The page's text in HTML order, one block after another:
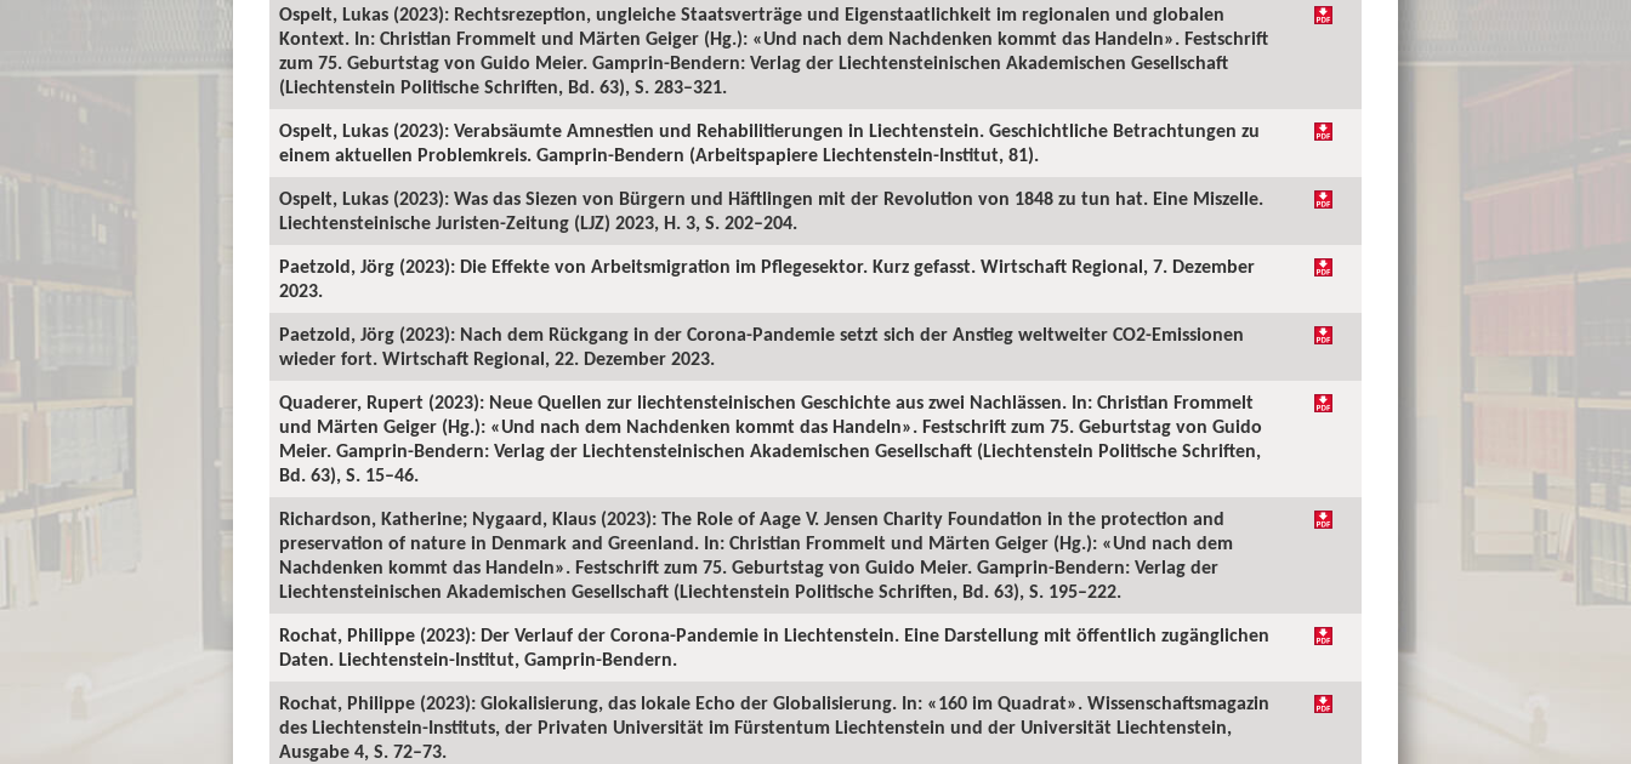
Ospelt, Lukas (2023): Rechtsrezeption, ungleiche Staatsverträge und Eigenstaatlichkeit im regionalen und globalen
Kontext. In: Christian Frommelt und Märten Geiger (Hg.): «Und nach dem Nachdenken kommt das Handeln». Festschrift
zum 75. Geburtstag von Guido Meier. Gamprin-Bendern: Verlag der Liechtensteinischen Akademischen Gesellschaft
(Liechtenstein Politische Schriften, Bd. 63), S. 283–321.
Ospelt, Lukas (2023): Verabsäumte Amnestien und Rehabilitierungen in Liechtenstein. Geschichtliche Betrachtungen zu
einem aktuellen Problemkreis. Gamprin-Bendern (Arbeitspapiere Liechtenstein-Institut, 81).
Ospelt, Lukas (2023): Was das Siezen von Bürgern und Häftlingen mit der Revolution von 1848 zu tun hat. Eine Miszelle.
Liechtensteinische Juristen-Zeitung (LJZ) 2023, H. 3, S. 202–204.
Paetzold, Jörg (2023): Die Effekte von Arbeitsmigration im Pflegesektor. Kurz gefasst. Wirtschaft Regional, 7. Dezember
2023.
Paetzold, Jörg (2023): Nach dem Rückgang in der Corona-Pandemie setzt sich der Anstieg weltweiter CO2-Emissionen
wieder fort. Wirtschaft Regional, 22. Dezember 2023.
Quaderer, Rupert (2023): Neue Quellen zur liechtensteinischen Geschichte aus zwei Nachlässen. In: Christian Frommelt
und Märten Geiger (Hg.): «Und nach dem Nachdenken kommt das Handeln». Festschrift zum 75. Geburtstag von Guido
Meier. Gamprin-Bendern: Verlag der Liechtensteinischen Akademischen Gesellschaft (Liechtenstein Politische Schriften,
Bd. 63), S. 15–46.
Richardson, Katherine; Nygaard, Klaus (2023): The Role of Aage V. Jensen Charity Foundation in the protection and
preservation of nature in Denmark and Greenland. In: Christian Frommelt und Märten Geiger (Hg.): «Und nach dem
Nachdenken kommt das Handeln». Festschrift zum 75. Geburtstag von Guido Meier. Gamprin-Bendern: Verlag der
Liechtensteinischen Akademischen Gesellschaft (Liechtenstein Politische Schriften, Bd. 63), S. 195–222.
Rochat, Philippe (2023): Der Verlauf der Corona-Pandemie in Liechtenstein. Eine Darstellung mit öffentlich zugänglichen
Daten. Liechtenstein-Institut, Gamprin-Bendern.
Rochat, Philippe (2023): Glokalisierung, das lokale Echo der Globalisierung. In: «160 im Quadrat». Wissenschaftsmagazin
des Liechtenstein-Instituts, der Privaten Universität im Fürstentum Liechtenstein und der Universität Liechtenstein,
Ausgabe 4, S. 72–73.